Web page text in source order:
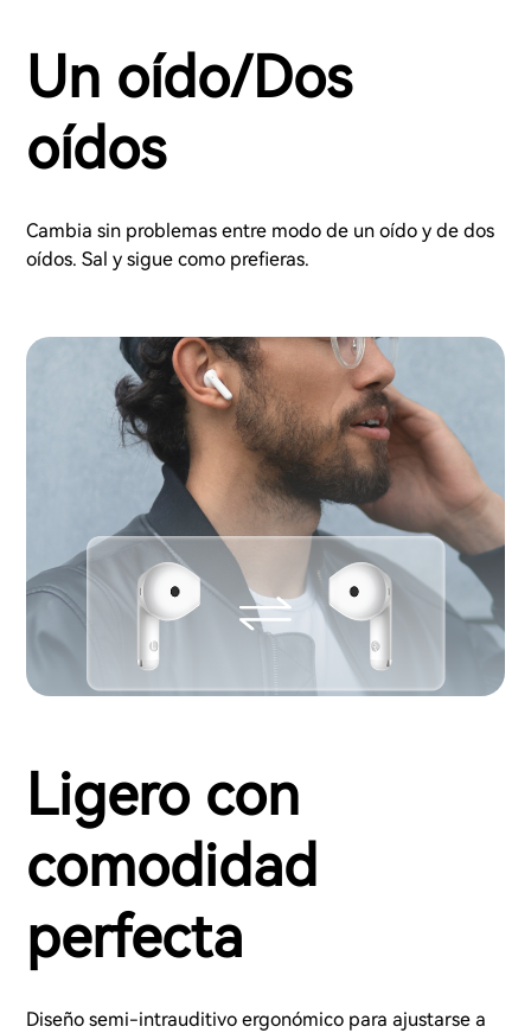
Un oído/Dos
oídos
Cambia sin problemas entre modo de un oído y de dos
oídos. Sal y sigue como prefieras.
Ligero con
comodidad
perfecta
Diseño semi-intrauditivo ergonómico para ajustarse a